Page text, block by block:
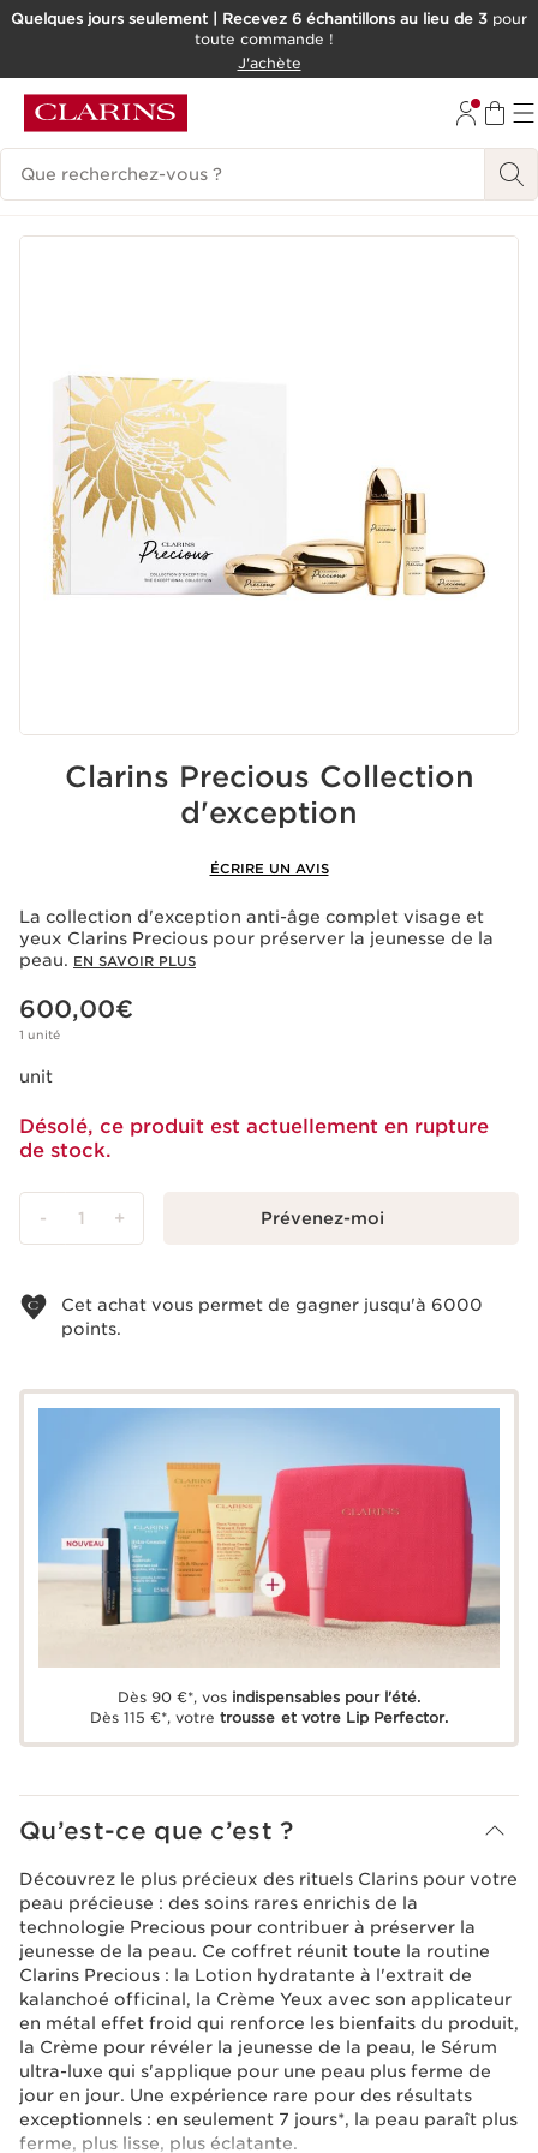
ALLER AU CONTENU
Quelques jours seulement | Recevez 6 échantillons au lieu de 3 pour
toute commande !
J'achète
Historique des recherches
Clarins Precious Collection
d'exception
ÉCRIRE UN AVIS
La collection d'exception anti-âge complet visage et
yeux Clarins Precious pour préserver la jeunesse de la
peau. EN SAVOIR PLUS
Nouveau prix 600,00€
600,00€
1 unité
unit
Désolé, ce produit est actuellement en rupture
de stock.
- 1 + Prévenez-moi
Cet achat vous permet de gagner jusqu'à 6000
points.
Dès 90 €*, vos indispensables pour l'été.
Dès 115 €*, votre trousse et votre Lip Perfector.
Qu’est-ce que c’est ?
Découvrez le plus précieux des rituels Clarins pour votre
peau précieuse : des soins rares enrichis de la
technologie Precious pour contribuer à préserver la
jeunesse de la peau. Ce coffret réunit toute la routine
Clarins Precious : la Lotion hydratante à l'extrait de
kalanchoé officinal, la Crème Yeux avec son applicateur
en métal effet froid qui renforce les bienfaits du produit,
la Crème pour révéler la jeunesse de la peau, le Sérum
ultra-luxe qui s'applique pour une peau plus ferme de
jour en jour. Une expérience rare pour des résultats
exceptionnels : en seulement 7 jours*, la peau paraît plus
ferme, plus lisse, plus éclatante.